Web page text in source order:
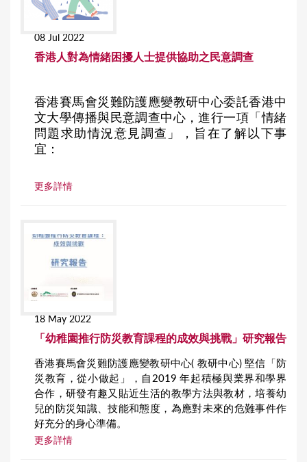
08 Jul 2022
香港人對為情緒困擾人士提供協助之民意調查
香港賽馬會災難防護應變教研中心委託香港中
文大學傳播與民意調查中心，進行一項「情緒
問題求助情況意見調查」，旨在了解以下事
宜：
更多詳情
18 May 2022
「幼稚園推行防災教育課程的成效與挑戰」研究報告
香港賽馬會災難防護應變教研中心( 教研中心) 堅信「防
災教育，從小做起」，自2019 年起積極與業界和學界
合作，研發有趣又貼近生活的教學方法與教材，培養幼
兒的防災知識、技能和態度，為應對未來的危難事件作
好充分的身心準備。
更多詳情